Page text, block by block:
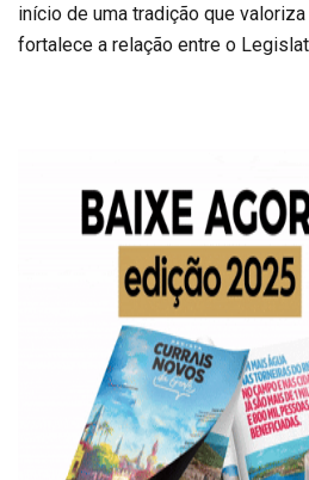
início de uma tradição que
fortalece a relação entre o